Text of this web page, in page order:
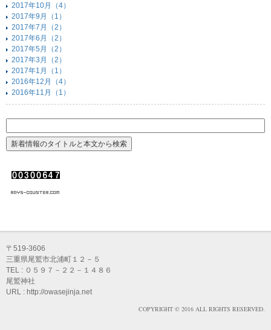
2017年10月（4）
2017年9月（1）
2017年7月（2）
2017年6月（2）
2017年5月（2）
2017年3月（2）
2017年1月（1）
2016年12月（4）
2016年11月（1）
〒519-3606
三重県尾鷲市北浦町１２－５
TEL : ０５９７－２２－１４８６
尾鷲神社
URL : http://owasejinja.net
COPYRIGHT © 2016 ALL RIGHTS RESERVED.